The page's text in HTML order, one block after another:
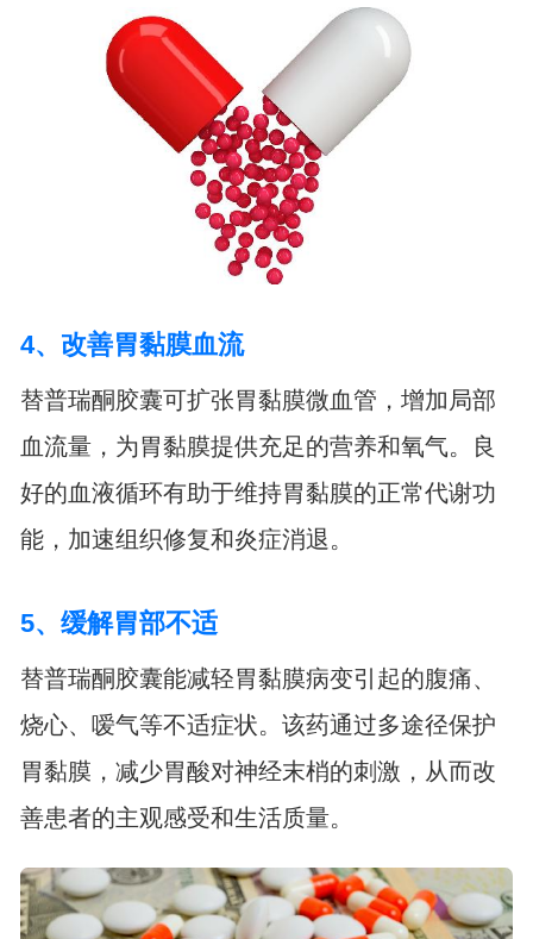
4、改善胃黏膜血流
替普瑞酮胶囊可扩张胃黏膜微血管，增加局部
血流量，为胃黏膜提供充足的营养和氧气。良
好的血液循环有助于维持胃黏膜的正常代谢功
能，加速组织修复和炎症消退。
5、缓解胃部不适
替普瑞酮胶囊能减轻胃黏膜病变引起的腹痛、
烧心、嗳气等不适症状。该药通过多途径保护
胃黏膜，减少胃酸对神经末梢的刺激，从而改
善患者的主观感受和生活质量。